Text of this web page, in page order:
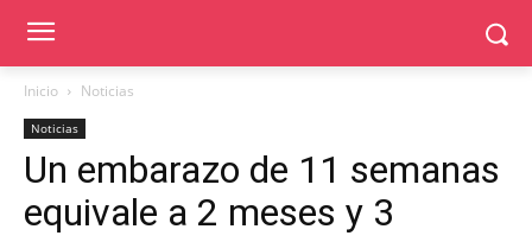
Inicio Noticias
Noticias
Un embarazo de 11 semanas
equivale a 2 meses y 3